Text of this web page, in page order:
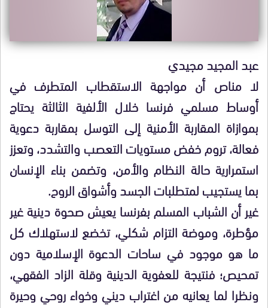
عبد المجيد مجيدي
لا مناص أن مواجهة الاستقطاب المتطرف في
أوساط مسلمي فرنسا خلال الألفية الثالثة يحتاج
بموازاة المقاربة الأمنية إلى التوسل بمقاربة دعوية
فعالة، تروم خفض مستويات التعصب والتشدد، وتعزز
استمرارية حالة النظام والأمن، وتضمن بناء الإنسان
بما يستجيب لمتطلبات الجسد وأشواق الروح.
غير أن الشباب المسلم بفرنسا يعيش صحوة دينية غير
مؤطرة، وموضة التزام شكلي، تخضع لاستهلاك كل
ما هو موجود في ساحات الدعوة الإسلامية دون
تمحيص؛ فنتيجة للعفوية الدينية وقلة الزاد الفقهي،
ونظرا لما يعانيه من اغتراب ديني وخواء روحي وحيرة